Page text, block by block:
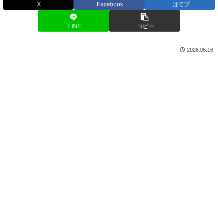
X Facebook はてブ
LINE コピー
2026.06.16